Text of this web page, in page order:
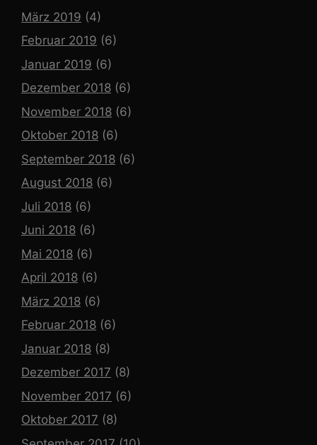
März 2019 (4)
Februar 2019 (6)
Januar 2019 (6)
Dezember 2018 (6)
November 2018 (6)
Oktober 2018 (6)
September 2018 (6)
August 2018 (6)
Juli 2018 (6)
Juni 2018 (6)
Mai 2018 (6)
April 2018 (6)
März 2018 (6)
Februar 2018 (6)
Januar 2018 (8)
Dezember 2017 (8)
November 2017 (6)
Oktober 2017 (8)